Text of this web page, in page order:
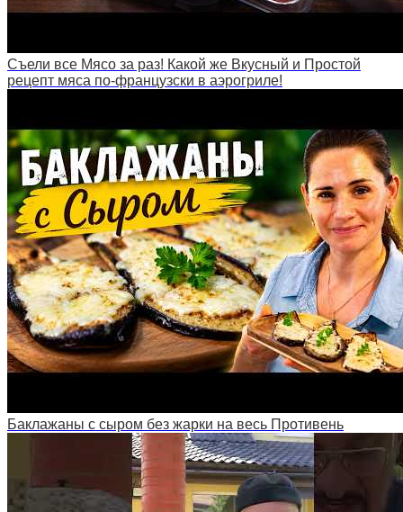
Съели все Мясо за раз! Какой же Вкусный и Простой
рецепт мяса по-французски в аэрогриле!
Баклажаны с сыром без жарки на весь Противень